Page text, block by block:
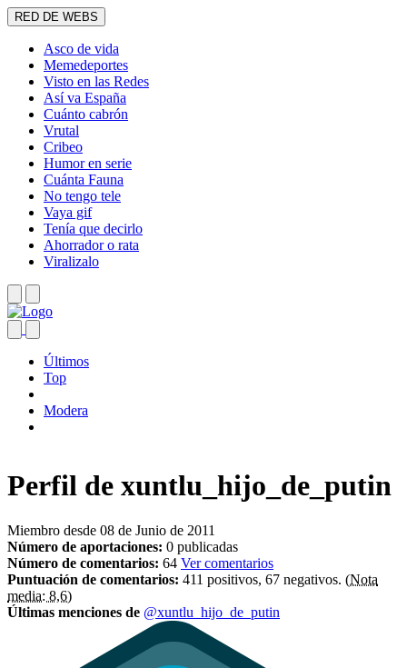
RED DE WEBS
Asco de vida
Memedeportes
Visto en las Redes
Así va España
Cuánto cabrón
Vrutal
Cribeo
Humor en serie
Cuánta Fauna
No tengo tele
Vaya gif
Tenía que decirlo
Ahorrador o rata
Viralizalo
Últimos
Top
Modera
Perfil de xuntlu_hijo_de_putin
Miembro desde 08 de Junio de 2011
Número de aportaciones: 0 publicadas
Número de comentarios: 64 Ver comentarios
Puntuación de comentarios: 411 positivos, 67 negativos. (Nota
media: 8,6)
Últimas menciones de @xuntlu_hijo_de_putin